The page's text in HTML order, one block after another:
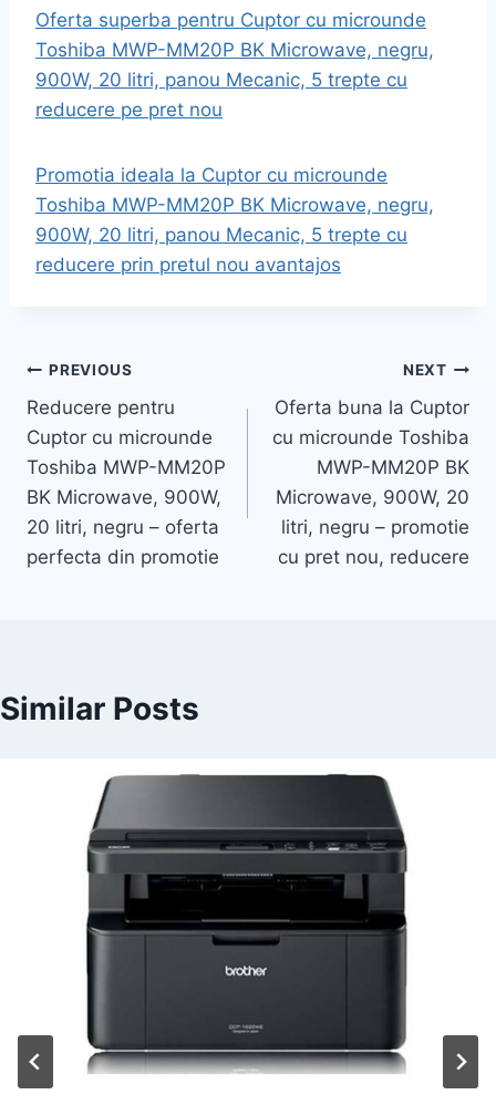
Oferta superba pentru Cuptor cu microunde
Toshiba MWP-MM20P BK Microwave, negru,
900W, 20 litri, panou Mecanic, 5 trepte cu
reducere pe pret nou
Promotia ideala la Cuptor cu microunde
Toshiba MWP-MM20P BK Microwave, negru,
900W, 20 litri, panou Mecanic, 5 trepte cu
reducere prin pretul nou avantajos
Post
navigation
PREVIOUS
Reducere pentru
Cuptor cu microunde
Toshiba MWP-MM20P
BK Microwave, 900W,
20 litri, negru – oferta
perfecta din promotie
NEXT
Oferta buna la Cuptor
cu microunde Toshiba
MWP-MM20P BK
Microwave, 900W, 20
litri, negru – promotie
cu pret nou, reducere
Similar Posts